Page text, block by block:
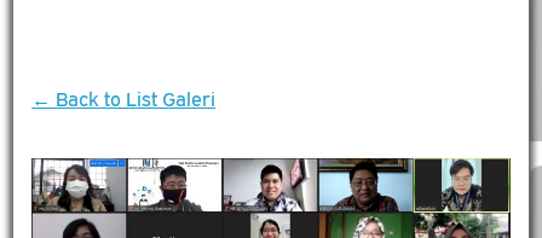
← Back to List Galeri